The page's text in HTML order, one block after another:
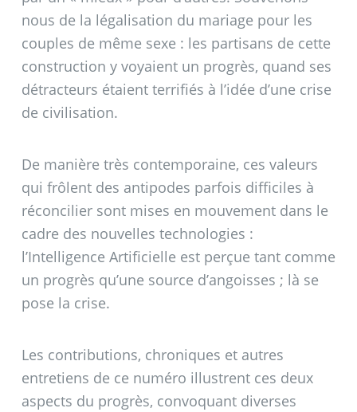
nous de la légalisation du mariage pour les
couples de même sexe : les partisans de cette
construction y voyaient un progrès, quand ses
détracteurs étaient terrifiés à l’idée d’une crise
de civilisation.
De manière très contemporaine, ces valeurs
qui frôlent des antipodes parfois difficiles à
réconcilier sont mises en mouvement dans le
cadre des nouvelles technologies :
l’Intelligence Artificielle est perçue tant comme
un progrès qu’une source d’angoisses ; là se
pose la crise.
Les contributions, chroniques et autres
entretiens de ce numéro illustrent ces deux
aspects du progrès, convoquant diverses